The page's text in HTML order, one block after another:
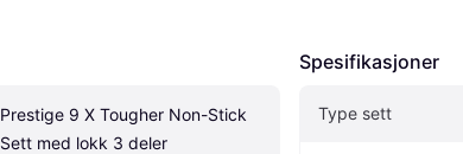
Prestige 9 X Tougher Non-Stick
Sett med lokk 3 deler
Spesifikasjoner
Type sett